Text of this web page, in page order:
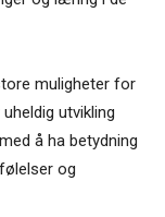
muligheter for
utvikling
å ha betydning
og